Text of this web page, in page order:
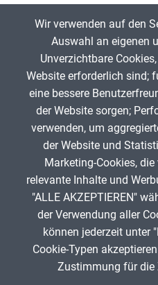
Deutsch in der Pflege
4. Juli 2025
App melden
Wir verwenden auf den
Auswahl an eigenen
Unverzichtbare
Website erforderlich sind;
eine bessere
der Website sorgen;
verwenden, um
der Website und
Marketing-Cookies,
relevante Inhalte und
"ALLE AKZEPTIEREN"
der Verwendung aller
können jederzeit unter
Cookie-Typen
Zustimmung für